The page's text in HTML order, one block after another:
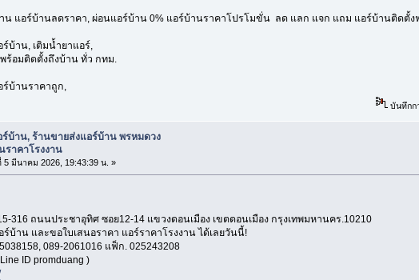
น แอร์บ้านลดราคา, ผ่อนแอร์บ้าน 0% แอร์บ้านราคาโปรโมขั่น ลด แลก แจก แถม แอร์บ้านติดตั้ง
บ้าน, เติมน้ำยาแอร์,
ร้อมติดตั้งถึงบ้าน ทั่ว กทม.
บ้านราคาถูก,
บันทึกก
ร์บ้าน, ร้านขายส่งแอร์บ้าน พรหมดวง
ราคาโรงงาน
5 มีนาคม 2026, 19:43:39 น. »
316 ถนนประชาอุทิศ ซอย12-14 แขวงดอนเมือง เขตดอนเมือง กรุงเทพมหานคร.10210
ร์บ้าน และขอใบเสนอราคา แอร์ราคาโรงงาน ได้เลยวันนี้!
089-2061016 แฟ็ก. 025243208
ID promduang )